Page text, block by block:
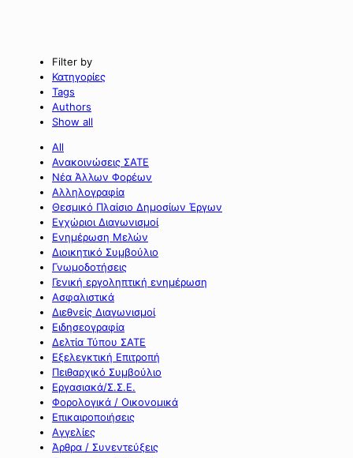
Filter by
Κατηγορίες
Tags
Authors
Show all
All
Ανακοινώσεις ΣΑΤΕ
Νέα Άλλων Φορέων
Αλληλογραφία
Θεσμικό Πλαίσιο Δημοσίων Έργων
Εγχώριοι Διαγωνισμοί
Ενημέρωση Μελών
Διοικητικό Συμβούλιο
Γνωμοδοτήσεις
Γενική εργοληπτική ενημέρωση
Ασφαλιστικά
Διεθνείς Διαγωνισμοί
Ειδησεογραφία
Δελτία Τύπου ΣΑΤΕ
Εξελεγκτική Επιτροπή
Πειθαρχικό Συμβούλιο
Εργασιακά/Σ.Σ.Ε.
Φορολογικά / Οικονομικά
Επικαιροποιήσεις
Αγγελίες
Άρθρα / Συνεντεύξεις